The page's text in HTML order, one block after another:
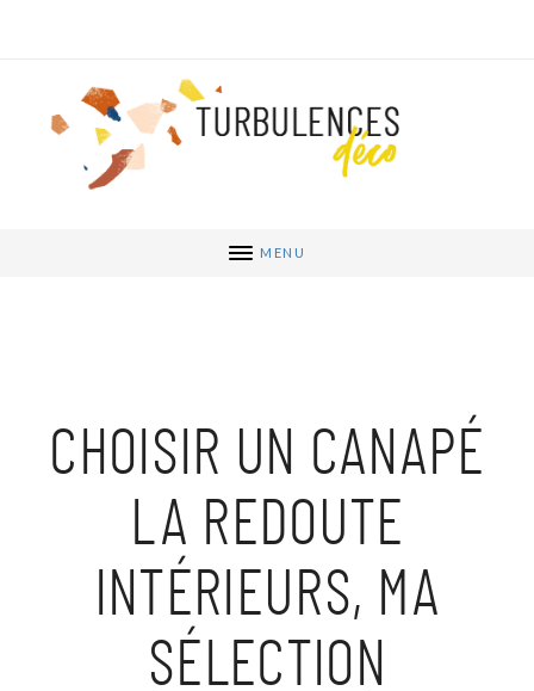
MENU
CHOISIR UN CANAPÉ
LA REDOUTE
INTÉRIEURS, MA
SÉLECTION